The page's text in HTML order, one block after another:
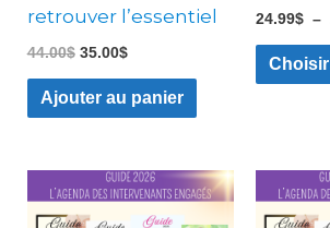
retrouver l’essentiel
44.00$ 35.00$
Ajouter au panier
24.99$ –
Ce
produit